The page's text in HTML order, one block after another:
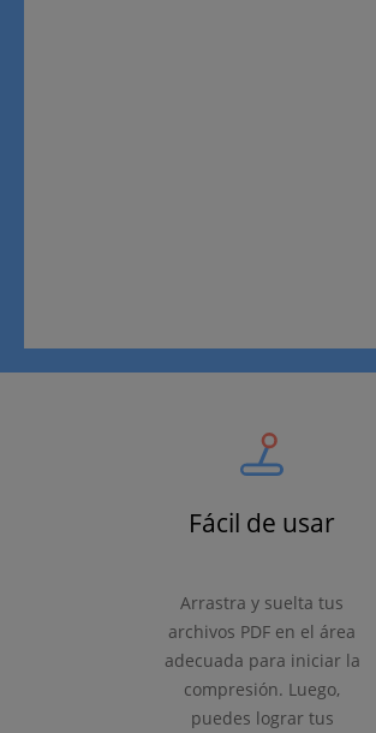
Fácil de usar
Arrastra y suelta tus
archivos PDF en el área
adecuada para iniciar la
compresión. Luego,
puedes lograr tus